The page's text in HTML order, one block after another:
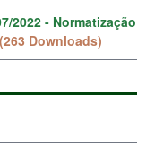
2022 - Normatização
(263 Downloads)